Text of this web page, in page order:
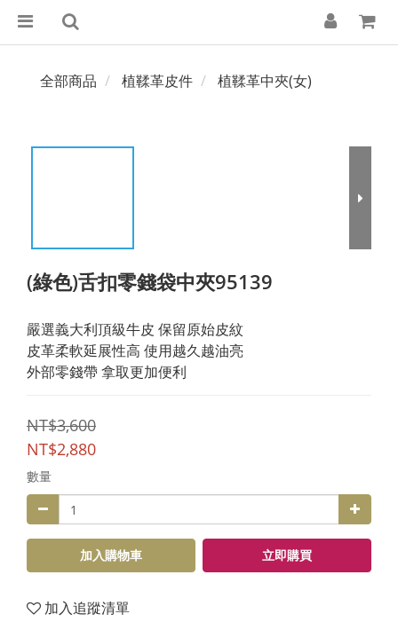
全部商品 植鞣革皮件 植鞣革中夾(女)
(綠色)舌扣零錢袋中夾95139
嚴選義大利頂級牛皮 保留原始皮紋
皮革柔軟延展性高 使用越久越油亮
外部零錢帶 拿取更加便利
NT$3,600
NT$2,880
數量
加入購物車 立即購買
加入追蹤清單